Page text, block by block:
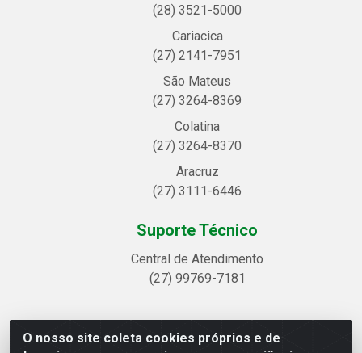
O nosso site coleta cookies próprios e de
(28) 3521-5000
Cariacica
(27) 2141-7951
São Mateus
(27) 3264-8369
Colatina
(27) 3264-8370
Aracruz
(27) 3111-6446
Suporte Técnico
Central de Atendimento
(27) 99769-7181
Linhavix Distribuidora LTDA - Avenida Alegre, 2521 -